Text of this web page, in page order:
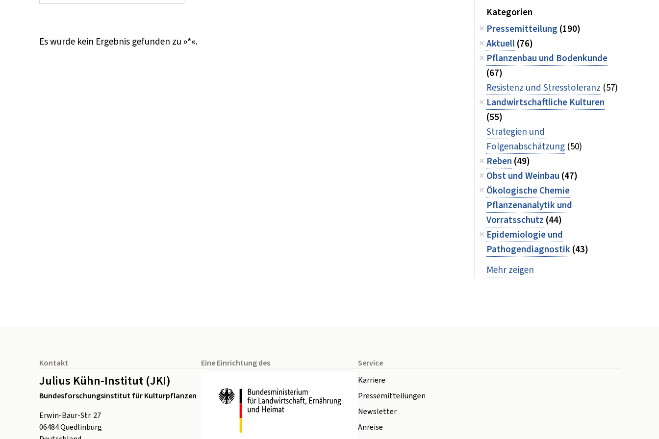
Es wurde kein Ergebnis gefunden zu»*«.
Kategorien
Pressemitteilung (190)
Aktuell(76)
Pflanzenbau und Bodenkunde
(67)
Resistenz und Stresstoleranz (57)
Landwirtschaftliche Kulturen
(55)
Strategien und
Folgenabschätzung (50)
Reben (49)
Obst und Weinbau (47)
Ökologische Chemie
Pflanzenanalytik und
Vorratsschutz (44)
Epidemiologie und
Pathogendiagnostik(43)
Mehr zeigen
Kontakt
Julius Kühn-Institut (JKI)
Bundesforschungsinstitut für Kulturpflanzen
Erwin-Baur-Str. 27
06484Quedlinburg
Eine Einrichtung des
Service
Karriere
Pressemitteilungen
Newsletter
Anreise